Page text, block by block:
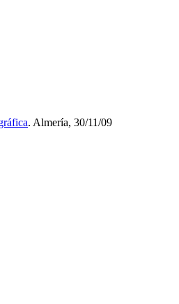
. Almería, 30/11/09